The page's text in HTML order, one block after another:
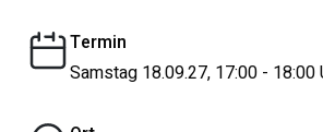
Termin
Samstag 18.09.27, 17:00 - 18:00